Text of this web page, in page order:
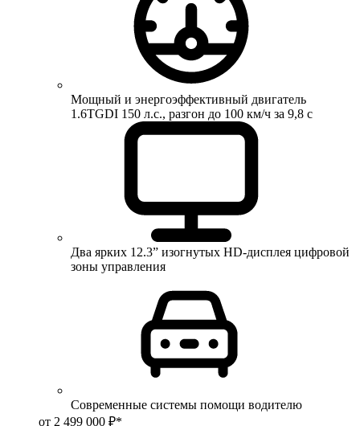
Мощный и энергоэффективный двигатель
1.6TGDI 150 л.с., разгон до 100 км/ч за 9,8 с
Два ярких 12.3” изогнутых HD-дисплея цифровой
зоны управления
Современные системы помощи водителю
от 2 499 000 ₽*